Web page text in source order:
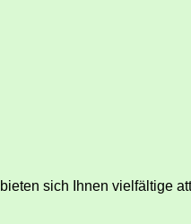
sich Ihnen vielfältige